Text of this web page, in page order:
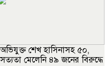
অভিযুক্ত শেখ হাসিনাসহ ৫০,
সত্যতা মেলেনি ৪৯ জনের বিরুদ্ধে